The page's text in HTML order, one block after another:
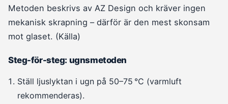
Metoden beskrivs av AZ Design och kräver ingen
mekanisk skrapning – därför är den mest skonsam
mot glaset. (Källa)
Steg-för-steg: ugnsmetoden
Ställ ljuslyktan i ugn på 50–75 °C (varmluft
rekommenderas).